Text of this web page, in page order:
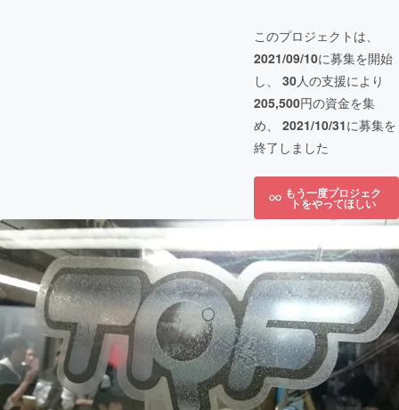
このプロジェクトは、
2021/09/10に募集を開始
し、 30人の支援により
205,500円の資金を集
め、 2021/10/31に募集を
終了しました
もう一度プロジェク
トをやってほしい